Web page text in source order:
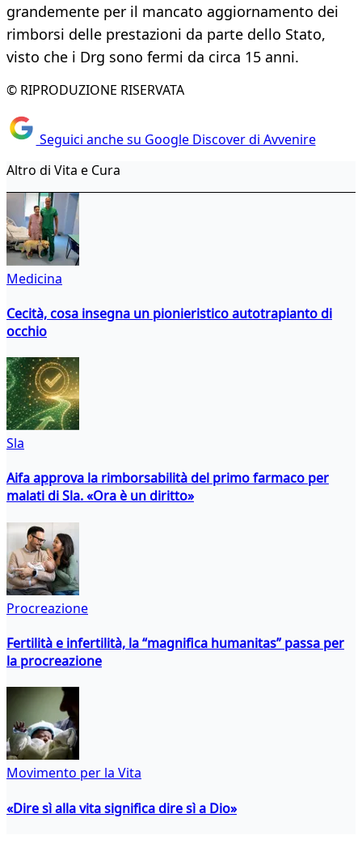
grandemente per il mancato aggiornamento dei
rimborsi delle prestazioni da parte dello Stato,
visto che i Drg sono fermi da circa 15 anni.
© RIPRODUZIONE RISERVATA
Seguici anche su Google Discover di Avvenire
Altro di Vita e Cura
Medicina
Cecità, cosa insegna un pionieristico autotrapianto di
occhio
Sla
Aifa approva la rimborsabilità del primo farmaco per
malati di Sla. «Ora è un diritto»
Procreazione
Fertilità e infertilità, la “magnifica humanitas” passa per
la procreazione
Movimento per la Vita
«Dire sì alla vita significa dire sì a Dio»